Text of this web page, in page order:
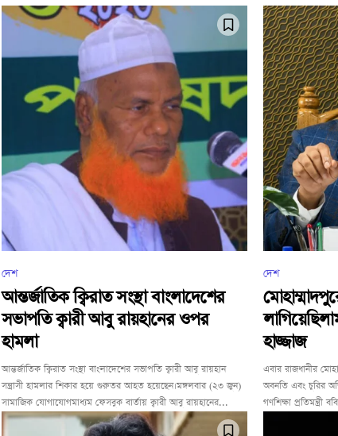
দেশ
আন্তর্জাতিক ক্বিরাত সংস্থা বাংলাদেশের
সভাপতি ক্বারী আবু রায়হানের ওপর
হামলা
আন্তর্জাতিক ক্বিরাত সংস্থা বাংলাদেশের সভাপতি ক্বারী আবু রায়হান
সন্ত্রাসী হামলার শিকার হয়ে গুরুতর আহত হয়েছেন।মঙ্গলবার (২৩ জুন)
সামাজিক যোগাযোগমাধ্যম ফেসবুক বার্তায় ক্বারী আবু রায়হানের...
দেশ
হাজ্জাজ
এবার রাজধানীর
অবনতি এবং চুরির
গণশিক্ষা প্রতিমন্ত্রী